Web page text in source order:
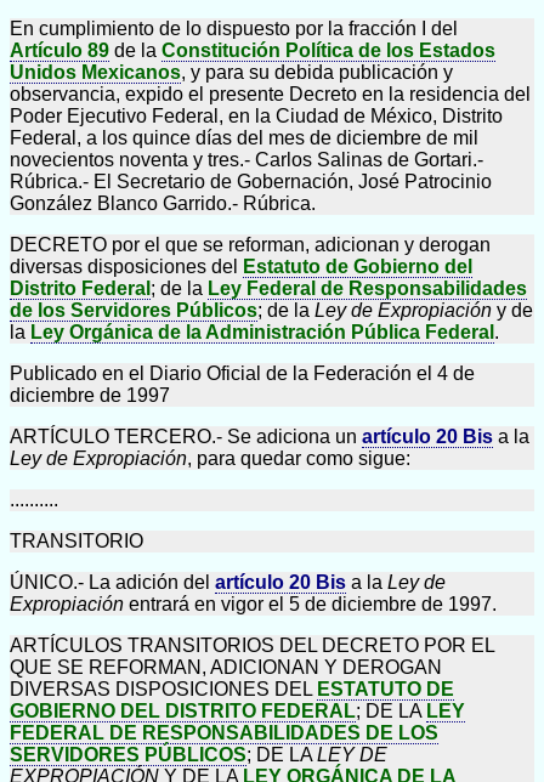
En cumplimiento de lo dispuesto por la fracción I del
Artículo 89 de la Constitución Política de los Estados
Unidos Mexicanos, y para su debida publicación y
observancia, expido el presente Decreto en la residencia del
Poder Ejecutivo Federal, en la Ciudad de México, Distrito
Federal, a los quince días del mes de diciembre de mil
novecientos noventa y tres.- Carlos Salinas de Gortari.-
Rúbrica.- El Secretario de Gobernación, José Patrocinio
González Blanco Garrido.- Rúbrica.
DECRETO por el que se reforman, adicionan y derogan
diversas disposiciones del
Estatuto de Gobierno del
Distrito Federal ; de la Ley Federal de Responsabilidades
de los Servidores Públicos; de la Ley de Expropiación y de
la Ley Orgánica de la Administración Pública Federal .
Publicado en el Diario Oficial de la Federación el 4 de
diciembre de 1997
ARTÍCULO TERCERO.- Se adiciona un artículo 20 Bis a la
Ley de Expropiación, para quedar como sigue:
..........
TRANSITORIO
ÚNICO.- La adición del artículo 20 Bis a la Ley de
Expropiación entrará en vigor el 5 de diciembre de 1997.
ARTÍCULOS TRANSITORIOS DEL DECRETO POR EL
QUE SE REFORMAN, ADICIONAN Y DEROGAN
DIVERSAS DISPOSICIONES DEL ESTATUTO DE
GOBIERNO DEL DISTRITO FEDERAL; DE LA LEY
FEDERAL DE RESPONSABILIDADES DE LOS
SERVIDORES PÚBLICOS; DE LALEY DE
EXPROPIACIÓN Y DE LA LEY ORGÁNICA DE LA